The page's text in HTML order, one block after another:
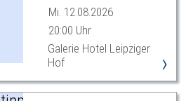
Mi. 12.08.2026
20:00 Uhr
Galerie Hotel Leipziger
Hof
›